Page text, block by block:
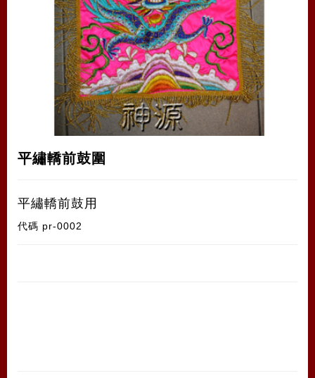
平繡轎前鼓圍
平繡轎前鼓用
代碼 pr-0002